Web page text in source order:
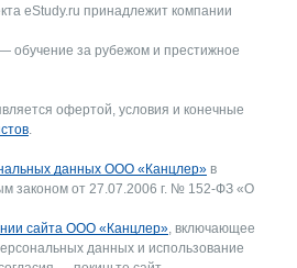
eStudy.ru принадлежит компании
обучение за рубежом и престижное
офертой, условия и конечные
данных ООО «Канцлер» в
законом от 27.07.2006 г. № 152-ФЗ «О
сайта ООО «Канцлер» , включающее
данных и использование